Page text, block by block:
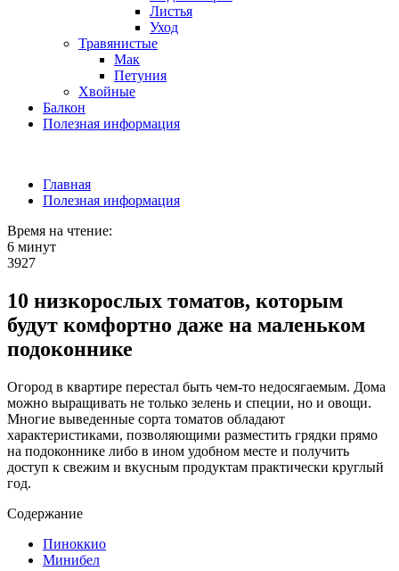
Листья
Уход
Травянистые
Мак
Петуния
Хвойные
Балкон
Полезная информация
Главная
Полезная информация
Время на чтение:
6 минут
3927
10 низкорослых томатов, которым
будут комфортно даже на маленьком
подоконнике
Огород в квартире перестал быть чем-то недосягаемым. Дома
можно выращивать не только зелень и специи, но и овощи.
Многие выведенные сорта томатов обладают
характеристиками, позволяющими разместить грядки прямо
на подоконнике либо в ином удобном месте и получить
доступ к свежим и вкусным продуктам практически круглый
год.
Содержание
Пиноккио
Минибел